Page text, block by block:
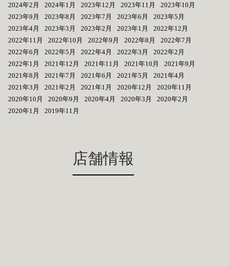
2024年2月
2024年1月 2023年12月 2023年11月
2023年10月
2023年9月
2023年8月 2023年7月 2023年6月
2023年5月
2023年4月
2023年3月 2023年2月 2023年1月
2022年12月
2022年11月
2022年10月 2022年9月 2022年8月
2022年7月
2022年6月
2022年5月 2022年4月 2022年3月
2022年2月
2022年1月
2021年12月 2021年11月 2021年10月
2021年9月
2021年8月
2021年7月 2021年6月 2021年5月
2021年4月
2021年3月
2021年2月 2021年1月 2020年12月
2020年11月
2020年10月
2020年9月 2020年4月 2020年3月
2020年2月
2020年1月
2019年11月
店舗情報